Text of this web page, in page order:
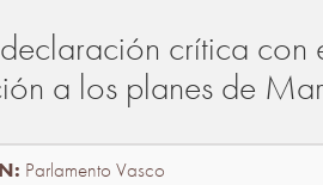
crítica con
a los planes de
Parlamento Vasco